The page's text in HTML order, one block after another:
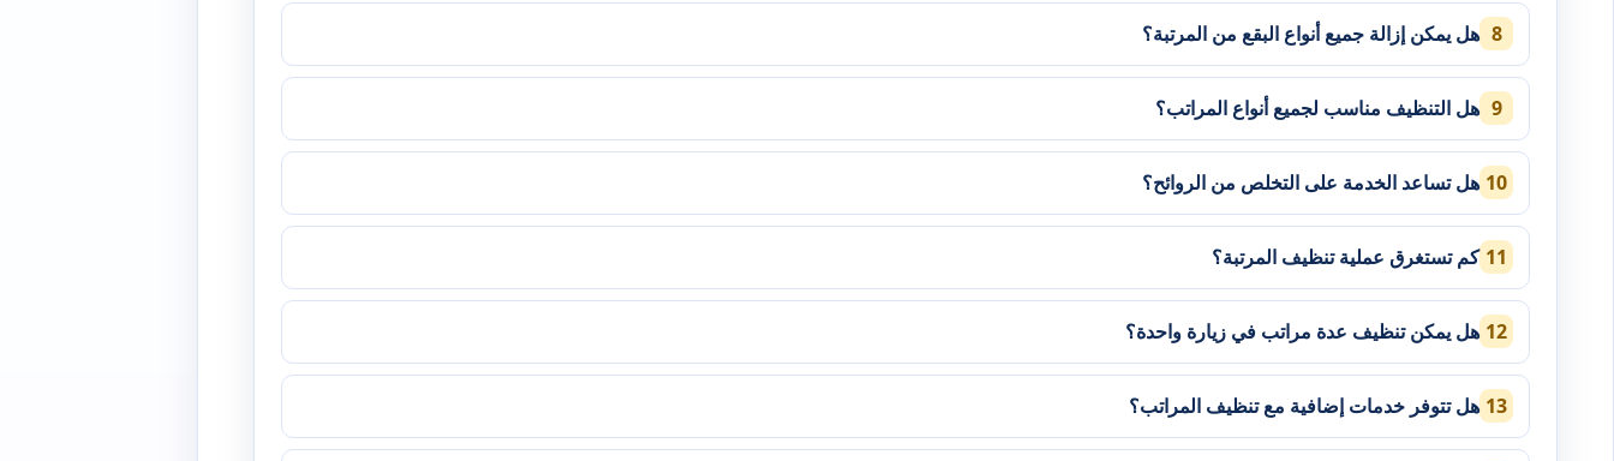
هل يمكن إزالة جميع أنواع البقع من المرتبة؟
هل التنظيف مناسب لجميع أنواع المراتب؟
هل تساعد الخدمة على التخلص من الروائح؟
كم تستغرق عملية تنظيف المرتبة؟
هل يمكن تنظيف عدة مراتب في زيارة واحدة؟
هل تتوفر خدمات إضافية مع تنظيف المراتب؟